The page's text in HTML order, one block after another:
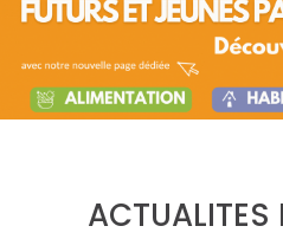
ACTUALITES